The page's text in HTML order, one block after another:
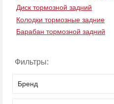
Диск тормозной задний
Колодки тормозные задние
Барабан тормозной задний
Фильтры:
Бренд